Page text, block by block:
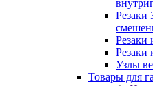
Резаки
Резаки
Резаки
Узлы
Товары для